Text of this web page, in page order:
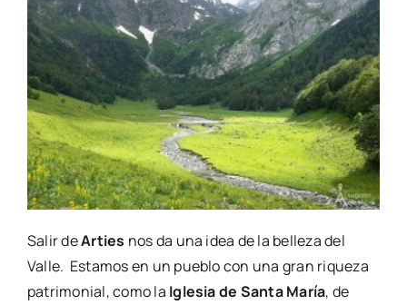
Salir deArties nos da una idea de la belleza del
Valle. Estamos en un pueblo con una gran riqueza
patrimonial, como la Iglesia de Santa María, de